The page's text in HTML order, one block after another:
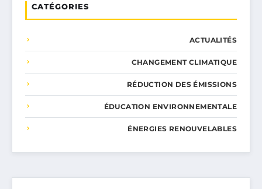
CATÉGORIES
ACTUALITÉS
CHANGEMENT CLIMATIQUE
RÉDUCTION DES ÉMISSIONS
ÉDUCATION ENVIRONNEMENTALE
ÉNERGIES RENOUVELABLES